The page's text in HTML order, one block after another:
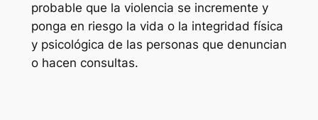
probable que la violencia se incremente y
ponga en riesgo la vida o la integridad física
y psicológica de las personas que denuncian
o hacen consultas.